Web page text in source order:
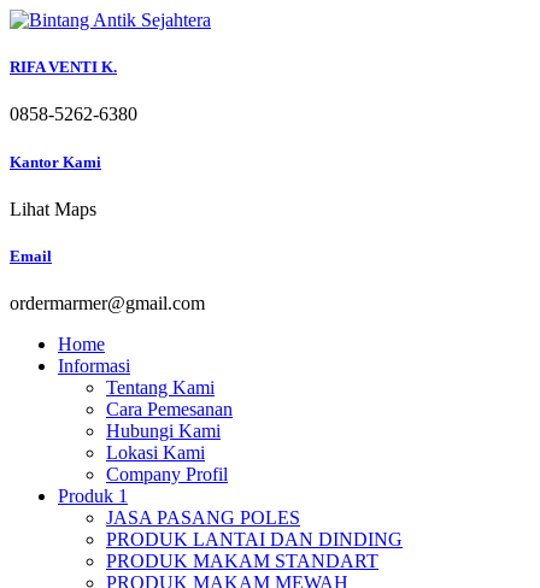
Skip
content
RIFA VENTI K.
0858-5262-6380
Kantor Kami
Lihat Maps
Email
ordermarmer@gmail.com
Home
Informasi
Tentang Kami
Cara Pemesanan
Hubungi Kami
Lokasi Kami
Company Profil
Produk 1
JASA PASANG POLES
PRODUK LANTAI DAN DINDING
PRODUK MAKAM STANDART
PRODUK MAKAM MEWAH